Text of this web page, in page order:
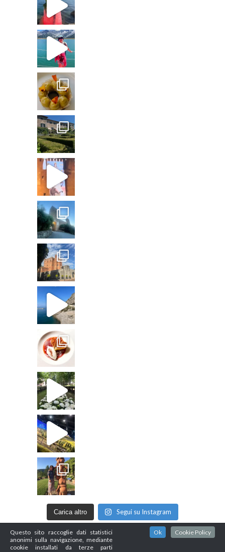
Carica altro Segui su Instagram
Questo sito raccoglie dati statistici
anonimi sulla navigazione, mediante
cookie installati da terze parti
Ok Cookie Policy